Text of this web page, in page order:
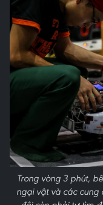
Trong vòng 3 phút,
ngại vật và các